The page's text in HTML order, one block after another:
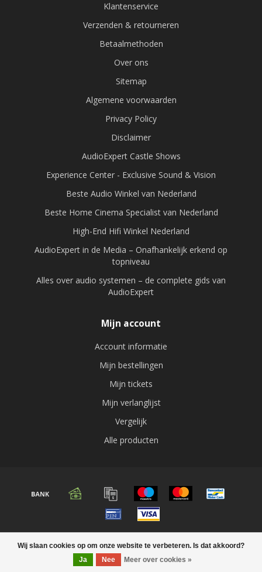
Wij slaan cookies op om onze website te verbeteren. Is dat akkoord?
Ja
Nee Meer over cookies »
Klantenservice
Verzenden & retourneren
Betaalmethoden
Over ons
Sitemap
Algemene voorwaarden
Privacy Policy
Disclaimer
AudioExpert Castle Shows
Experience Center - Exclusive Sound & Vision
Beste Audio Winkel van Nederland
Beste Home Cinema Specialist van Nederland
High-End Hifi Winkel Nederland
AudioExpert in de Media – Onafhankelijk erkend op
topniveau
Alles over audio systemen – de complete gids van
AudioExpert
Mijn account
Account informatie
Mijn bestellingen
Mijn tickets
Mijn verlanglijst
Vergelijk
Alle producten
© Copyright 2026 Audio expert